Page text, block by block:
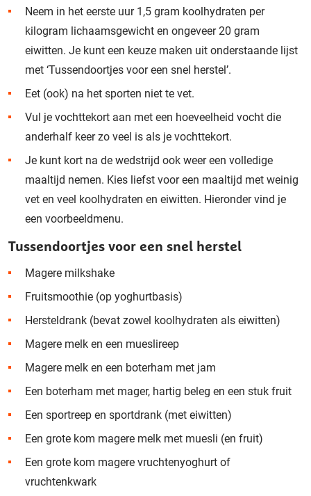
Neem in het eerste uur 1,5 gram koolhydraten per
kilogram lichaamsgewicht en ongeveer 20 gram
eiwitten. Je kunt een keuze maken uit onderstaande lijst
met ‘Tussendoortjes voor een snel herstel’.
Eet (ook) na het sporten niet te vet.
Vul je vochttekort aan met een hoeveelheid vocht die
anderhalf keer zo veel is als je vochttekort.
Je kunt kort na de wedstrijd ook weer een volledige
maaltijd nemen. Kies liefst voor een maaltijd met weinig
vet en veel koolhydraten en eiwitten. Hieronder vind je
een voorbeeldmenu.
Tussendoortjes voor een snel herstel
Magere milkshake
Fruitsmoothie (op yoghurtbasis)
Hersteldrank (bevat zowel koolhydraten als eiwitten)
Magere melk en een mueslireep
Magere melk en een boterham met jam
Een boterham met mager, hartig beleg en een stuk fruit
Een sportreep en sportdrank (met eiwitten)
Een grote kom magere melk met muesli (en fruit)
Een grote kom magere vruchtenyoghurt of
vruchtenkwark